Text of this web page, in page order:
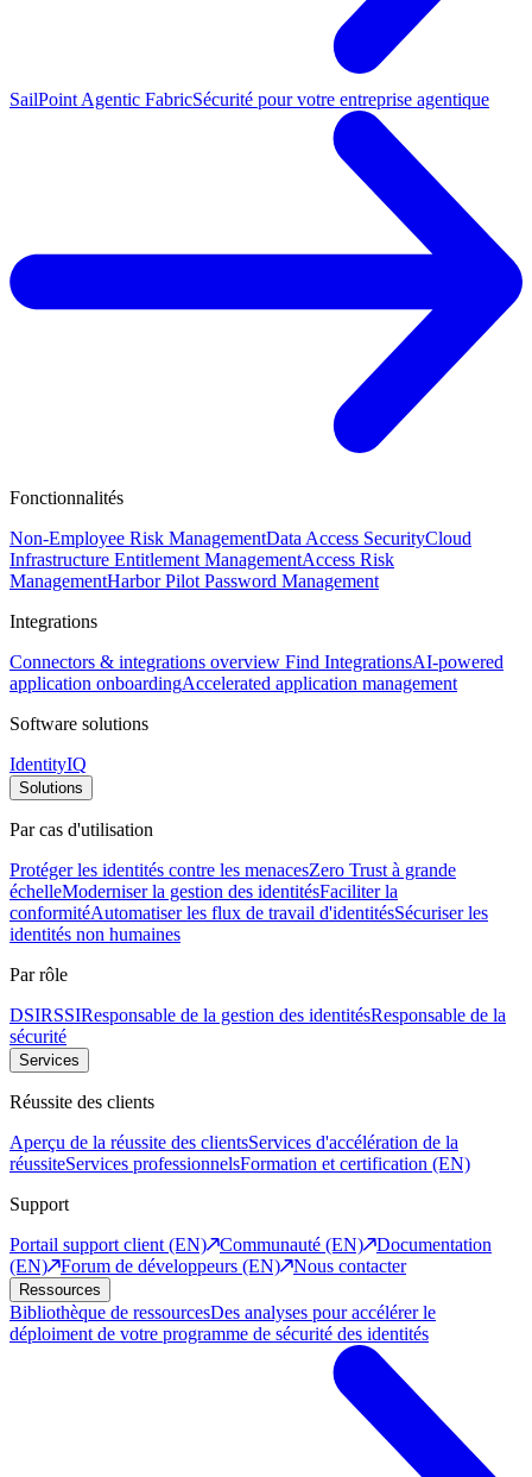
SailPoint Agentic FabricSécurité pour votre entreprise agentique
Fonctionnalités
Non-Employee Risk ManagementData Access SecurityCloud
Infrastructure Entitlement ManagementAccess Risk
ManagementHarbor Pilot Password Management
Integrations
Connectors & integrations overview Find IntegrationsAI-powered
application onboardingAccelerated application management
Software solutions
IdentityIQ
Solutions
Par cas d'utilisation
Protéger les identités contre les menacesZero Trust à grande
échelleModerniser la gestion des identitésFaciliter la
conformitéAutomatiser les flux de travail d'identitésSécuriser les
identités non humaines
Par rôle
DSIRSSIResponsable de la gestion des identitésResponsable de la
sécurité
Services
Réussite des clients
Aperçu de la réussite des clientsServices d'accélération de la
réussiteServices professionnelsFormation et certification (EN)
Support
Portail support client (EN)
Communauté (EN)
Documentation
(EN)
Forum de développeurs (EN) Nous contacter
Ressources
Bibliothèque de ressourcesDes analyses pour accélérer le
déploiment de votre programme de sécurité des identités